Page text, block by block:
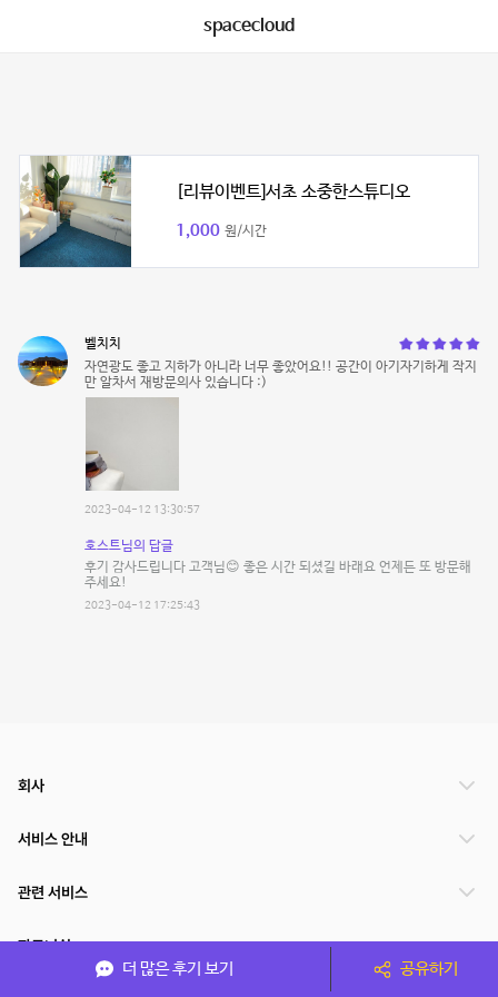
spacecloud
[리뷰이벤트]서초 소중한스튜디오
1,000 원/시간
벨치치
자연광도 좋고 지하가 아니라 너무 좋았어요!! 공간이 아기자기하게 작지
만 알차서 재방문의사 있습니다 :)
2023-04-12 13:30:57
호스트님의 답글
후기 감사드립니다 고객님😊 좋은 시간 되셨길 바래요 언제든 또 방문해
주세요!
2023-04-12 17:25:43
더 많은 후기 보기 공유하기
회사
서비스 안내
관련 서비스
파트너쉽